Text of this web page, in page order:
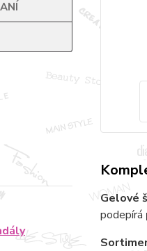
Gelové
podepírá